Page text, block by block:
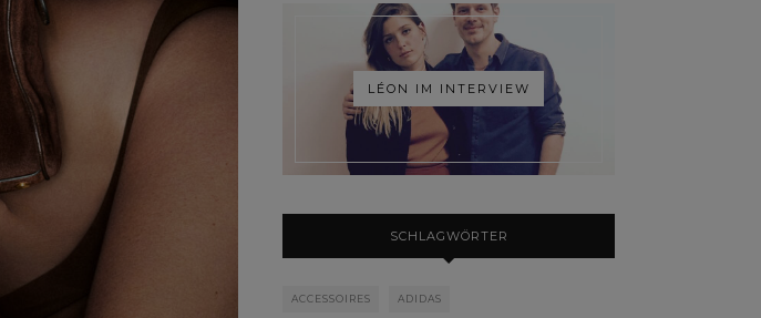
LÉON IM INTERVIEW
SCHLAGWÖRTER
ACCESSOIRES ADIDAS